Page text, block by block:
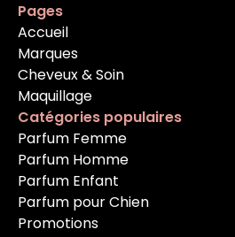
Pages
Accueil
Marques
Cheveux & Soin
Maquillage
Catégories populaires
Parfum Femme
Parfum Homme
Parfum Enfant
Parfum pour Chien
Promotions